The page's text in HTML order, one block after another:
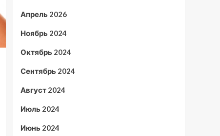
Апрель 2026
Ноябрь 2024
Октябрь 2024
Сентябрь 2024
Август 2024
Июль 2024
Июнь 2024